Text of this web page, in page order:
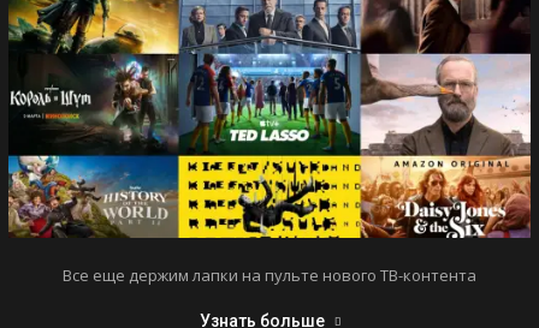
Все еще держим лапки на пульте нового ТВ-контента
Узнать больше